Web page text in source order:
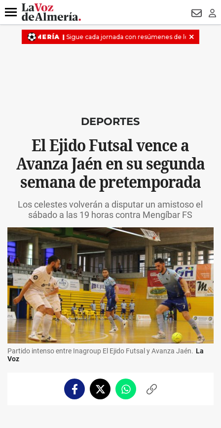
DESTACADO
Menú
DEPORTES
El Ejido Futsal vence a
Avanza Jaén en su segunda
semana de pretemporada
Los celestes volverán a disputar un amistoso el
sábado a las 19 horas contra Mengíbar FS
Partido intenso entre Inagroup El Ejido Futsal y Avanza Jaén. La
Voz
FacebookTwitterWhatsappCopiar